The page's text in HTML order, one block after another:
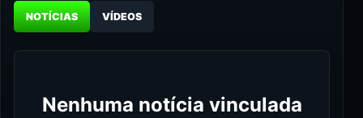
NOTÍCIAS VÍDEOS
Nenhuma notícia vinculada